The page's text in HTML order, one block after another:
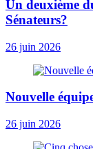
Un deuxième
Sénateurs?
26 juin 2026
Nouvelle
26 juin 2026